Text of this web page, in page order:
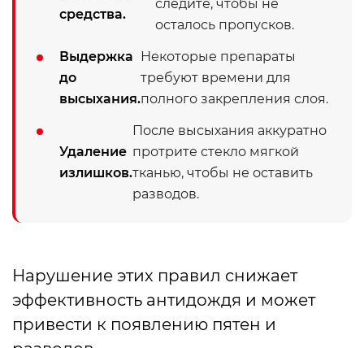
средства.
следите, чтобы не
осталось пропусков.
Выдержка
до
высыхания.
Некоторые препараты
требуют времени для
полного закрепления слоя.
Удаление
излишков.
После высыхания аккуратно
протрите стекло мягкой
тканью, чтобы не оставить
разводов.
Нарушение этих правил снижает
эффективность антидождя и может
привести к появлению пятен и